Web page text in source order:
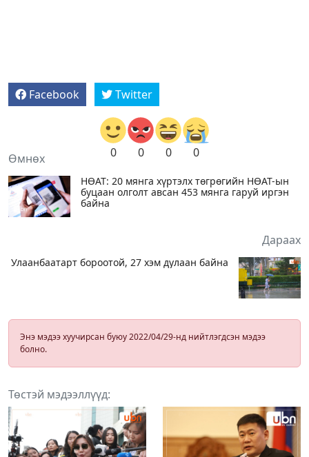
Facebook Twitter
0 0 0 0
Өмнөх
НӨАТ: 20 мянга хүртэлх төгрөгийн НӨАТ-ын
буцаан олголт авсан 453 мянга гаруй иргэн
байна
Дараах
Улаанбаатарт бороотой, 27 хэм дулаан байна
Энэ мэдээ хуучирсан буюу 2022/04/29-нд нийтлэгдсэн мэдээ
болно.
Төстэй мэдээллүүд: